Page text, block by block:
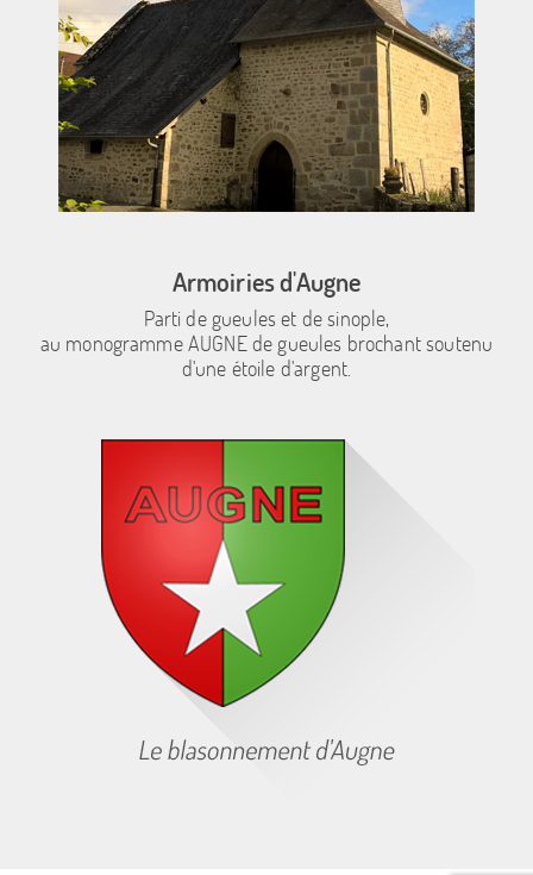
Armoiries d'Augne
Parti de gueules et de sinople,
au monogramme AUGNE de gueules brochant soutenu
d'une étoile d'argent.